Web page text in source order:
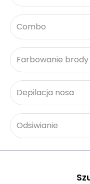
Combo
Farbowanie brody
Depilacja nosa
Odsiwianie